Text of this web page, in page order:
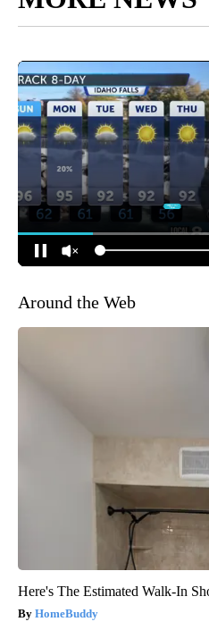
Around the Web
Here's The Estimated Walk-In
HomeBuddy